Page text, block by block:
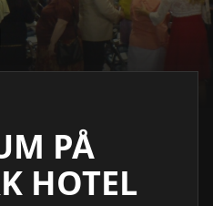
PÅ
HOTEL